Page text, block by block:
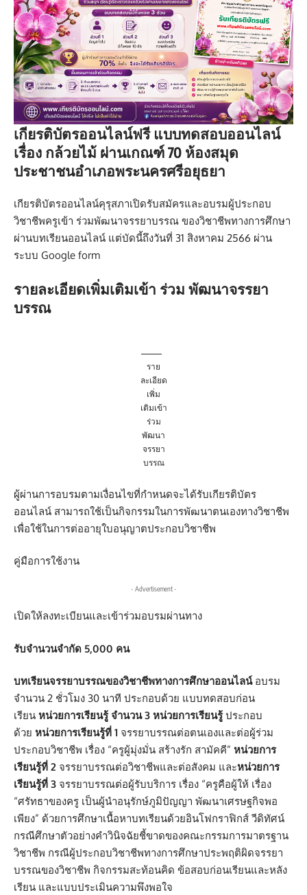
เกียรติบัตรออนไลน์ฟรี แบบทดสอบออนไลน์
เรื่อง กล้วยไม้ ผ่านเกณฑ์ 70 ห้องสมุด
ประชาชนอำเภอพระนครศรีอยุธยา
เกียรติบัตรออนไลน์คุรุสภาเปิดรับสมัครและอบรมผู้ประกอบ
วิชาชีพครูเข้า ร่วมพัฒนาจรรยาบรรณ ของวิชาชีพทางการศึกษา
ผ่านบทเรียนออนไลน์ แต่บัดนี้ถึงวันที่ 31 สิงหาคม 2566 ผ่าน
ระบบ Google form
รายละเอียดเพิ่มเติมเข้า ร่วม พัฒนาจรรยา
บรรณ
ราย
ละเอียด
เพิ่ม
เติมเข้า
ร่วม
พัฒนา
จรรยา
บรรณ
ผู้ผ่านการอบรมตามเงื่อนไขที่กำหนดจะได้รับเกียรติบัตร
ออนไลน์ สามารถใช้เป็นกิจกรรมในการพัฒนาตนเองทางวิชาชีพ
เพื่อใช้ในการต่ออายุใบอนุญาตประกอบวิชาชีพ
คู่มือการใช้งาน
- Advertisement -
เปิดให้ลงทะเบียนและเข้าร่วมอบรมผ่านทาง
รับจำนวนจำกัด 5,000 คน
บทเรียนจรรยาบรรณของวิชาชีพทางการศึกษาออนไลน์อบรม
จำนวน 2 ชั่วโมง 30 นาที ประกอบด้วย แบบทดสอบก่อน
เรียน หน่วยการเรียนรู้ จำนวน 3 หน่วยการเรียนรู้ประกอบ
ด้วย หน่วยการเรียนรู้ที่ 1 จรรยาบรรณต่อตนเองและต่อผู้ร่วม
ประกอบวิชาชีพ เรื่อง “ครูผู้มุ่งมั่น สร้างรัก สามัคคี” หน่วยการ
เรียนรู้ที่ 2 จรรยาบรรณต่อวิชาชีพและต่อสังคม และหน่วยการ
เรียนรู้ที่ 3 จรรยาบรรณต่อผู้รับบริการ เรื่อง “ครูคือผู้ให้ เรื่อง
“ศรัทธาของครู เป็นผู้นำอนุรักษ์ภูมิปัญญา พัฒนาเศรษฐกิจพอ
เพียง” ด้วยการศึกษาเนื้อหาบทเรียนด้วยอินโฟกราฟิกส์ วีดิทัศน์
กรณีศึกษาตัวอย่างคำวินิจฉัยชี้ขาดของคณะกรรมการมาตรฐาน
วิชาชีพ กรณีผู้ประกอบวิชาชีพทางการศึกษาประพฤติผิดจรรยา
บรรณของวิชาชีพ กิจกรรมสะท้อนคิด ข้อสอบก่อนเรียนและหลัง
เรียน และแบบประเมินความพึงพอใจ